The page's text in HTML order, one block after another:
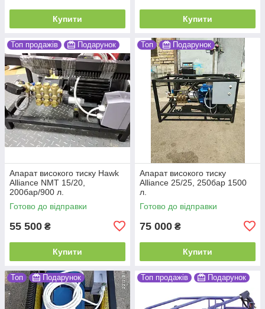
Купити Купити
Топ продажів Подарунок
Апарат високого тиску Hawk
Alliance NMT 15/20,
200бар/900 л.
Готово до відправки
55 500 ₴
Купити
Топ Подарунок
Апарат високого тиску
Alliance 25/25, 250бар 1500
л.
Готово до відправки
75 000 ₴
Купити
Топ Подарунок Топ продажів Подарунок